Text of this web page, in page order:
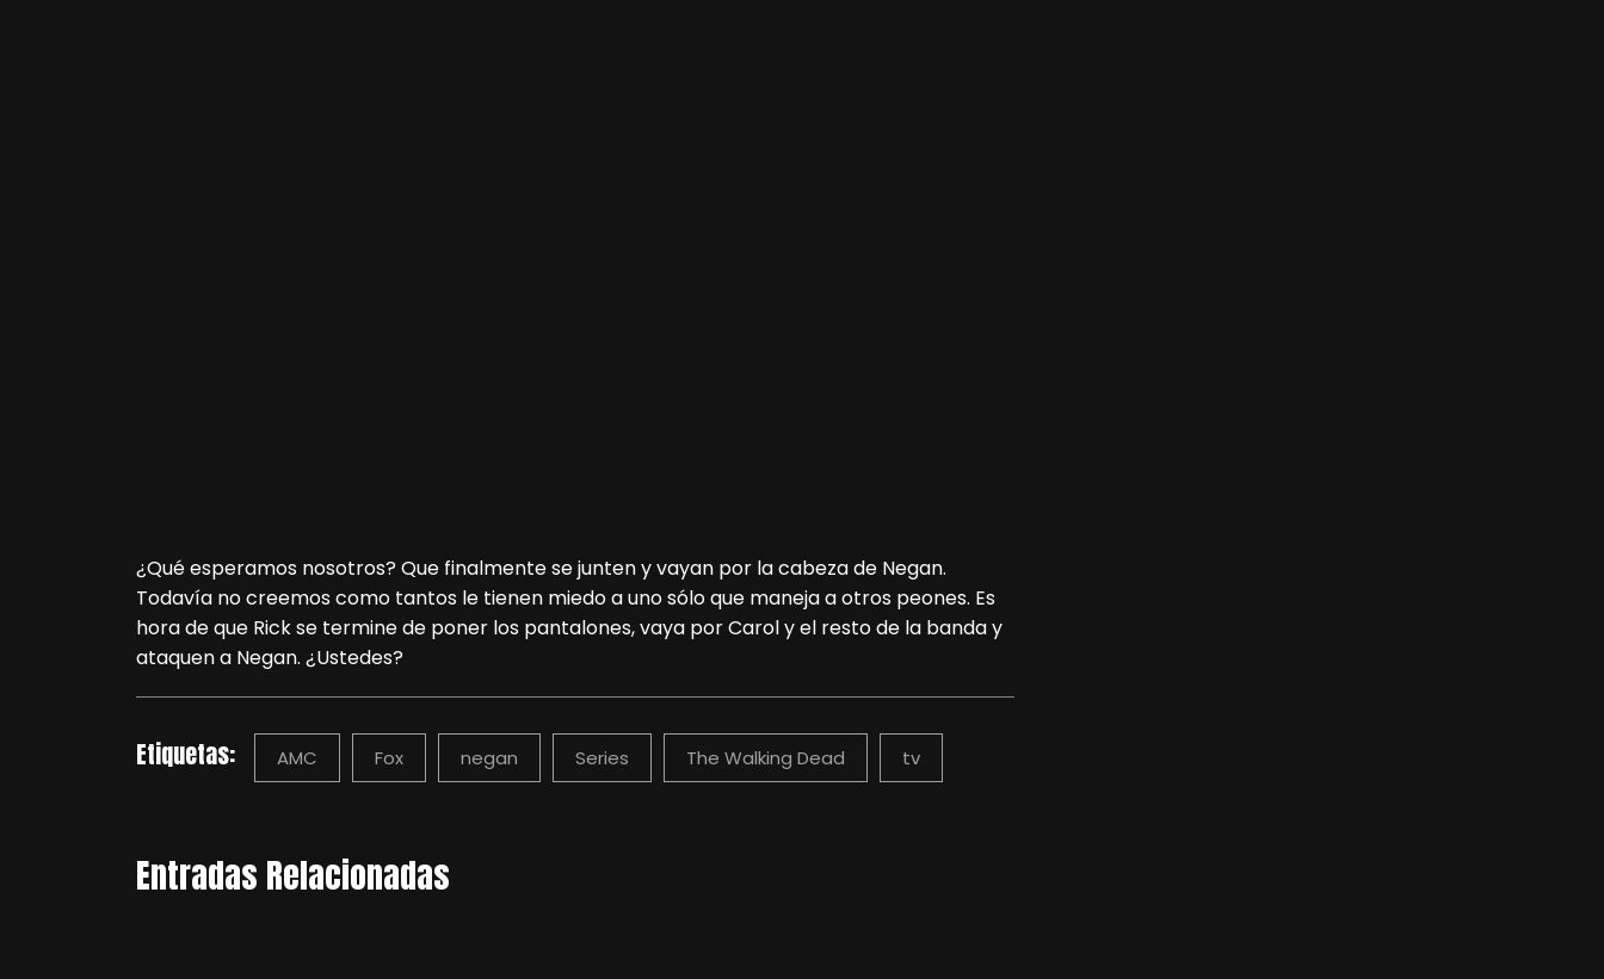
¿Qué esperamos nosotros? Que finalmente se junten y vayan por la cabeza de Negan.
Todavía no creemos como tantos le tienen miedo a uno sólo que maneja a otros peones. Es
hora de que Rick se termine de poner los pantalones, vaya por Carol y el resto de la banda y
ataquen a Negan. ¿Ustedes?
Etiquetas: AMC Fox negan Series The Walking Dead tv
Entradas Relacionadas